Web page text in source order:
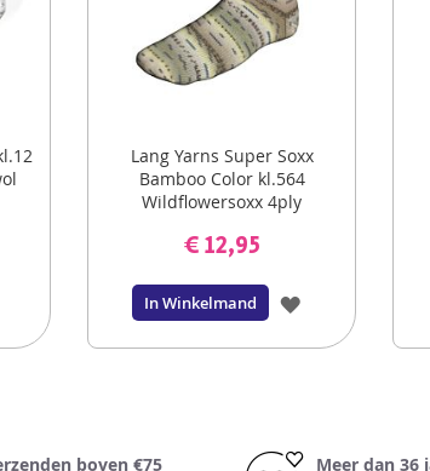
Lang Yarns Super Soxx
Bamboo Color kl.564
Wildflowersoxx 4ply
€ 12,95
In Winkelmand
VOEG
TOE
boven €75
Meer dan 36